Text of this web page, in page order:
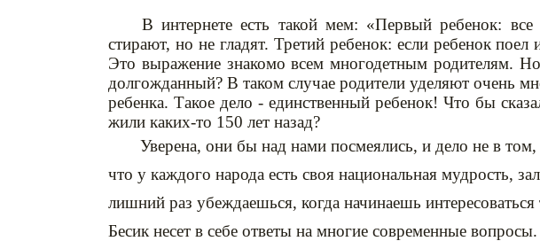
В интернете есть такой мем: «Первый ребенок: все
стирают, но не гладят. Третий ребенок: если ребенок
Это выражение знакомо всем многодетным родителям.
долгожданный? В таком случае родители уделяют очень
ребенка. Такое дело - единственный ребенок! Что бы
жили каких-то 150 лет назад?
Уверена, они бы над нами посмеялись, и дело не в том,
что у каждого народа есть своя национальная мудрость,
лишний раз убеждаешься, когда начинаешь
Бесик несет в себе ответы на многие современные